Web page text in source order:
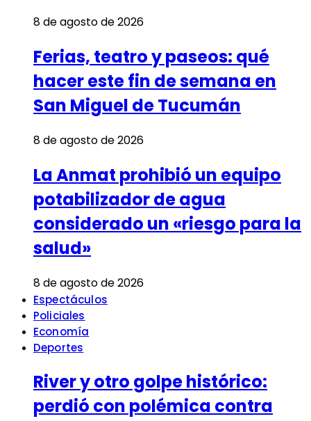
8 de agosto de 2026
Ferias, teatro y paseos: qué
hacer este fin de semana en
San Miguel de Tucumán
8 de agosto de 2026
La Anmat prohibió un equipo
potabilizador de agua
considerado un «riesgo para la
salud»
8 de agosto de 2026
Espectáculos
Policiales
Economía
Deportes
River y otro golpe histórico:
perdió con polémica contra